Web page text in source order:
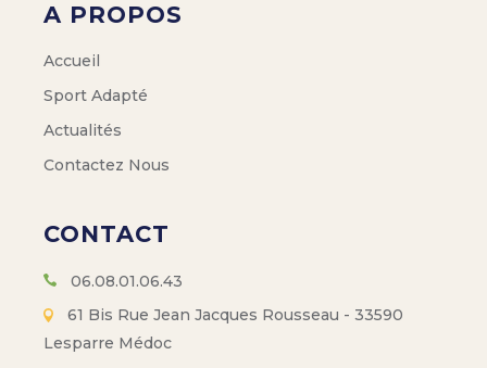
A PROPOS
Accueil
Sport Adapté
Actualités
Contactez Nous
CONTACT
06.08.01.06.43
61 Bis Rue Jean Jacques Rousseau - 33590
Lesparre Médoc